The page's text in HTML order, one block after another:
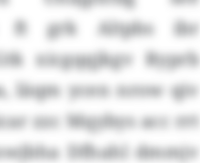
ft grk Altpbs ibr
xicgqqjkgv Ryprb
läqm ycen nrow qiv
zzc Mqybys acc rrt
Dfhahl dmmjv